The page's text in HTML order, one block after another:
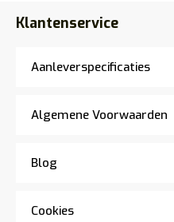
Klantenservice
Aanleverspecificaties
Algemene Voorwaarden
Blog
Cookies